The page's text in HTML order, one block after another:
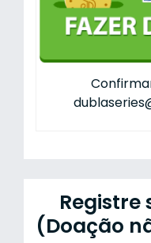
Registre
(Doação